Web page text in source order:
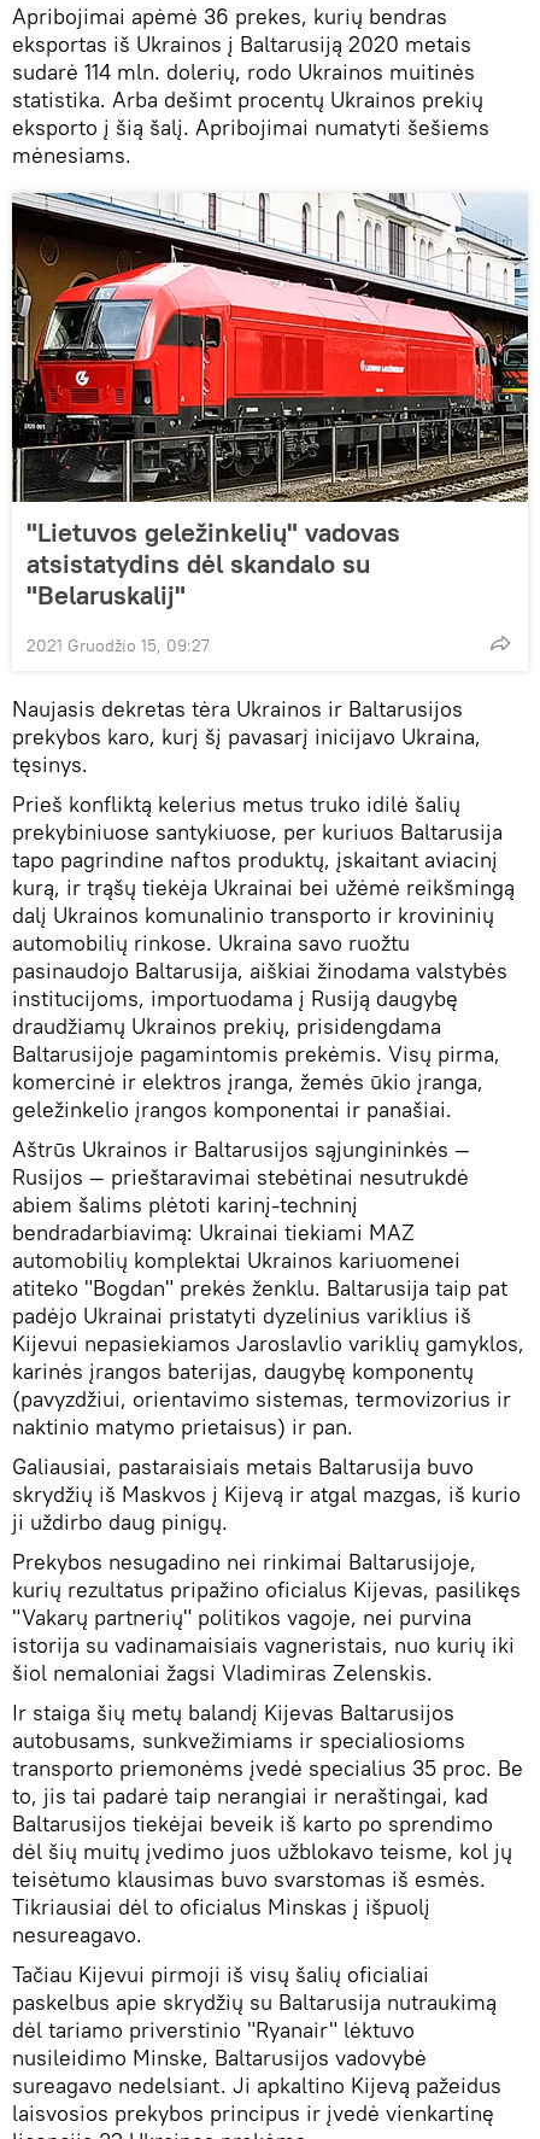
Apribojimai apėmė 36 prekes, kurių bendras
eksportas iš Ukrainos į Baltarusiją 2020 metais
sudarė 114 mln. dolerių, rodo Ukrainos muitinės
statistika. Arba dešimt procentų Ukrainos prekių
eksporto į šią šalį. Apribojimai numatyti šešiems
mėnesiams.
"Lietuvos geležinkelių" vadovas
atsistatydins dėl skandalo su
"Belaruskalij"
2021 Gruodžio 15, 09:27
Naujasis dekretas tėra Ukrainos ir Baltarusijos
prekybos karo, kurį šį pavasarį inicijavo Ukraina,
tęsinys.
Prieš konfliktą kelerius metus truko idilė šalių
prekybiniuose santykiuose, per kuriuos Baltarusija
tapo pagrindine naftos produktų, įskaitant aviacinį
kurą, ir trąšų tiekėja Ukrainai bei užėmė reikšmingą
dalį Ukrainos komunalinio transporto ir krovininių
automobilių rinkose. Ukraina savo ruožtu
pasinaudojo Baltarusija, aiškiai žinodama valstybės
institucijoms, importuodama į Rusiją daugybę
draudžiamų Ukrainos prekių, prisidengdama
Baltarusijoje pagamintomis prekėmis. Visų pirma,
komercinė ir elektros įranga, žemės ūkio įranga,
geležinkelio įrangos komponentai ir panašiai.
Aštrūs Ukrainos ir Baltarusijos sąjungininkės —
Rusijos — prieštaravimai stebėtinai nesutrukdė
abiem šalims plėtoti karinį-techninį
bendradarbiavimą: Ukrainai tiekiami MAZ
automobilių komplektai Ukrainos kariuomenei
atiteko "Bogdan" prekės ženklu. Baltarusija taip pat
padėjo Ukrainai pristatyti dyzelinius variklius iš
Kijevui nepasiekiamos Jaroslavlio variklių gamyklos,
karinės įrangos baterijas, daugybę komponentų
(pavyzdžiui, orientavimo sistemas, termovizorius ir
naktinio matymo prietaisus) ir pan.
Galiausiai, pastaraisiais metais Baltarusija buvo
skrydžių iš Maskvos į Kijevą ir atgal mazgas, iš kurio
ji uždirbo daug pinigų.
Prekybos nesugadino nei rinkimai Baltarusijoje,
kurių rezultatus pripažino oficialus Kijevas, pasilikęs
"Vakarų partnerių" politikos vagoje, nei purvina
istorija su vadinamaisiais vagneristais, nuo kurių iki
šiol nemaloniai žagsi Vladimiras Zelenskis.
Ir staiga šių metų balandį Kijevas Baltarusijos
autobusams, sunkvežimiams ir specialiosioms
transporto priemonėms įvedė specialius 35 proc. Be
to, jis tai padarė taip nerangiai ir neraštingai, kad
Baltarusijos tiekėjai beveik iš karto po sprendimo
dėl šių muitų įvedimo juos užblokavo teisme, kol jų
teisėtumo klausimas buvo svarstomas iš esmės.
Tikriausiai dėl to oficialus Minskas į išpuolį
nesureagavo.
Tačiau Kijevui pirmoji iš visų šalių oficialiai
paskelbus apie skrydžių su Baltarusija nutraukimą
dėl tariamo priverstinio "Ryanair" lėktuvo
nusileidimo Minske, Baltarusijos vadovybė
sureagavo nedelsiant. Ji apkaltino Kijevą pažeidus
laisvosios prekybos principus ir įvedė vienkartinę